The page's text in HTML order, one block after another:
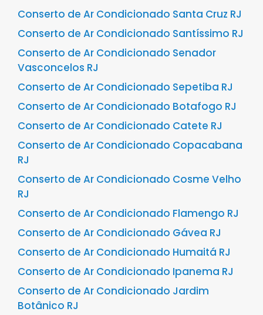
Conserto de Ar Condicionado Santa Cruz RJ
Conserto de Ar Condicionado Santíssimo RJ
Conserto de Ar Condicionado Senador
Vasconcelos RJ
Conserto de Ar Condicionado Sepetiba RJ
Conserto de Ar Condicionado Botafogo RJ
Conserto de Ar Condicionado Catete RJ
Conserto de Ar Condicionado Copacabana
RJ
Conserto de Ar Condicionado Cosme Velho
RJ
Conserto de Ar Condicionado Flamengo RJ
Conserto de Ar Condicionado Gávea RJ
Conserto de Ar Condicionado Humaitá RJ
Conserto de Ar Condicionado Ipanema RJ
Conserto de Ar Condicionado Jardim
Botânico RJ